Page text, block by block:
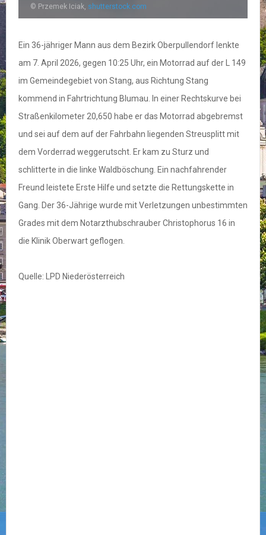
© Przemek Iciak, shutterstock.com
Ein 36-jähriger Mann aus dem Bezirk Oberpullendorf lenkte
am 7. April 2026, gegen 10:25 Uhr, ein Motorrad auf der L 149
im Gemeindegebiet von Stang, aus Richtung Stang
kommend in Fahrtrichtung Blumau. In einer Rechtskurve bei
Straßenkilometer 20,650 habe er das Motorrad abgebremst
und sei auf dem auf der Fahrbahn liegenden Streusplitt mit
dem Vorderrad weggerutscht. Er kam zu Sturz und
schlitterte in die linke Waldböschung. Ein nachfahrender
Freund leistete Erste Hilfe und setzte die Rettungskette in
Gang. Der 36-Jährige wurde mit Verletzungen unbestimmten
Grades mit dem Notarzthubschrauber Christophorus 16 in
die Klinik Oberwart geflogen.
Quelle: LPD Niederösterreich